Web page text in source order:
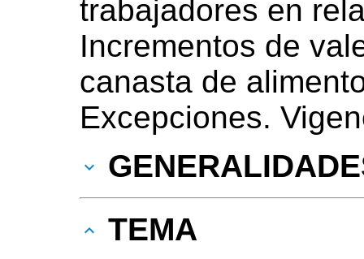
trabajadores en
Incrementos de
canasta de
Excepciones.
TEMA